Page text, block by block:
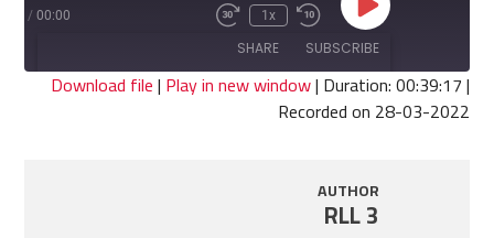
Play
Episode
Rewind
10
Seconds
1x
Fast
seconds
00:00
/
SUBSCRIBE
SHARE
SHARE
Download file| Play in new window| Duration: 00:39:17|
Recorded on 28-03-2022
AUTHOR
RLL 3